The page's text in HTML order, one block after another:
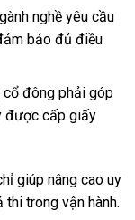
nghề yêu cầu
bảo đủ điều
cổ đông phải góp
được cấp giấy
giúp nâng cao uy
trong vận hành.